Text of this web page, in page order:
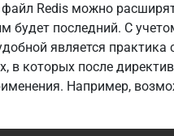
Redis можно
будет последний. С
является
в которых после
Например,